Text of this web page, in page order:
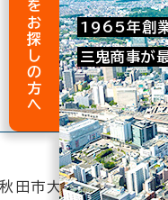
秋田市大町3-3-15
1965年創業
三鬼商事が